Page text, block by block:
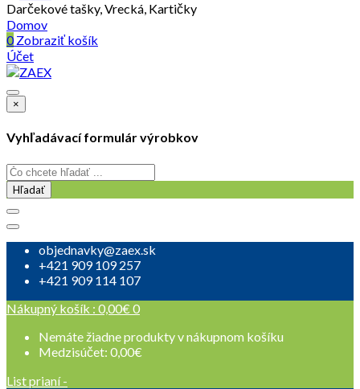
Darčekové tašky, Vrecká, Kartičky
Domov
0Zobraziť košík
Účet
×
Vyhľadávací formulár výrobkov
Hľadať
objednavky@zaex.sk
+421 909 109 257
+421 909 114 107
Nákupný košík : 0,00€ 0
Nemáte žiadne produkty v nákupnom košíku
Medzisúčet: 0,00€
List prianí -